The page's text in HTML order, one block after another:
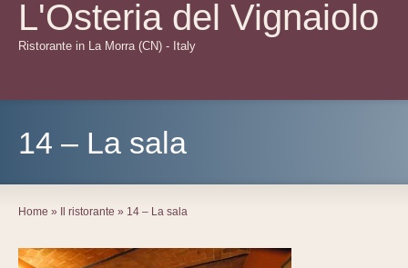
L'Osteria del Vignaiolo
Ristorante in La Morra (CN) - Italy
14 – La sala
Home » Il ristorante » 14 – La sala